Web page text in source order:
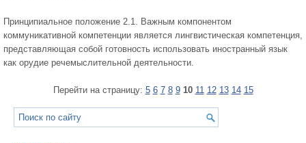
Принципиальное положение 2.1. Важным компонентом
коммуникативной компетенции является лингвистическая компетенция,
представляющая собой готовность использовать иностранный язык
как орудие речемыслительной деятельности.
Перейти на страницу: 5 6 7 8 9 10 11 12 13 14 15